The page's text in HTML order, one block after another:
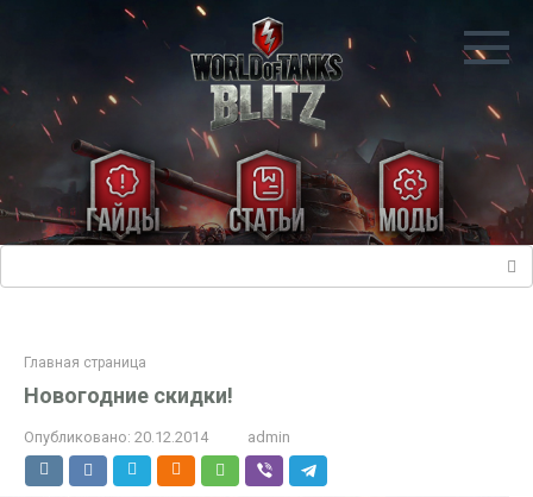
Главная страница
Новогодние скидки!
Опубликовано: 20.12.2014 admin